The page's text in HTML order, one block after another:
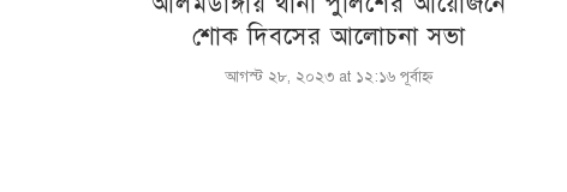
শোক দিবসের আলোচনা সভা
আগস্ট ২৮, ২০২৩ at ১২:১৬ পূর্বাহ্ণ